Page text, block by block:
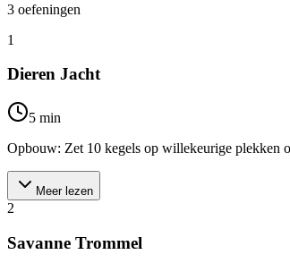
3 oefeningen
1
Dieren Jacht
5 min
Opbouw: Zet 10 kegels op willekeurige plekken
Meer lezen
2
Savanne Trommel